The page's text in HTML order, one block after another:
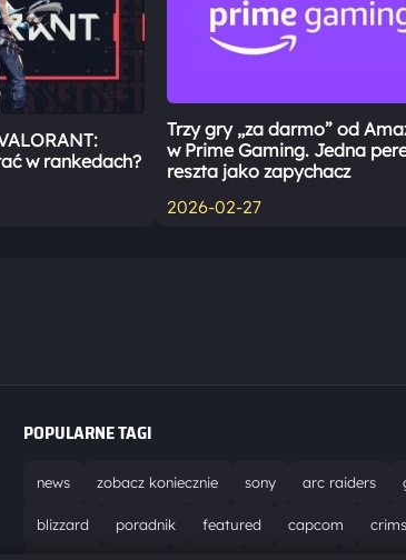
w rankedach?
Trzy gry „za darmo” od
w Prime Gaming. Jedna
reszta jako zapychacz
2026-02-27
POPULARNE TAGI
news zobacz koniecznie sony arc raiders
blizzard poradnik featured capcom